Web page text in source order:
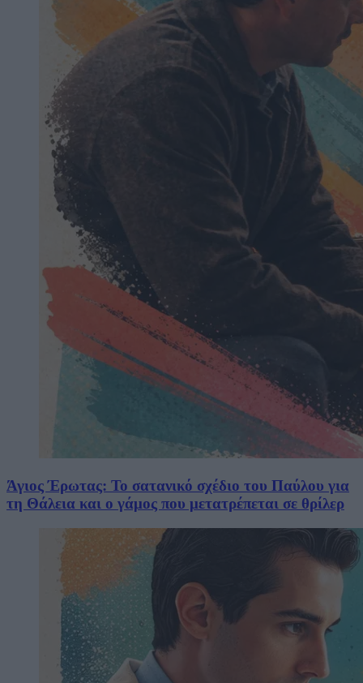
Άγιος Έρωτας: Το σατανικό σχέδιο του Παύλου για
τη Θάλεια και ο γάμος που μετατρέπεται σε θρίλερ